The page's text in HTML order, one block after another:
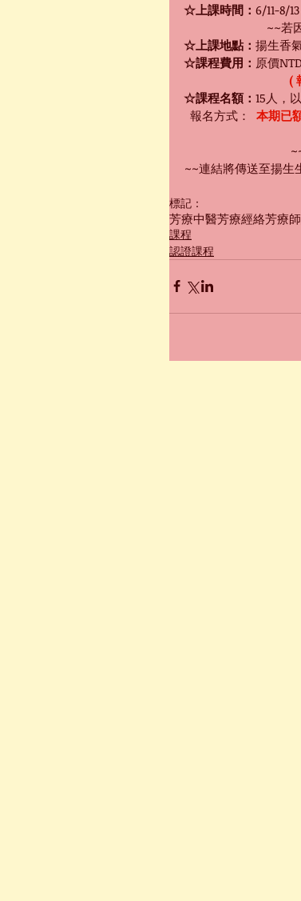
☆上課時間： 6/11-8/
~~若
☆上課地點： 揚生香
☆課程費用： 原價
(
☆課程名額： 15人，
  報名方式：
本期已
~~連結將傳送至揚生
標記：
芳療中醫芳療經絡芳療
課程
認證課程